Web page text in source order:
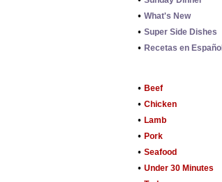
• What's New
• Super Side Dishes
• Recetas en Español
• Beef
• Chicken
• Lamb
• Pork
• Seafood
• Under 30 Minutes